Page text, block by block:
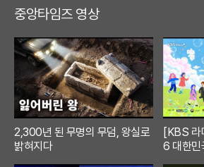
중앙타임즈 영상
2,300년 된 무명의 무덤, 왕실로
밝혀지다
[KBS 라
6 대한민